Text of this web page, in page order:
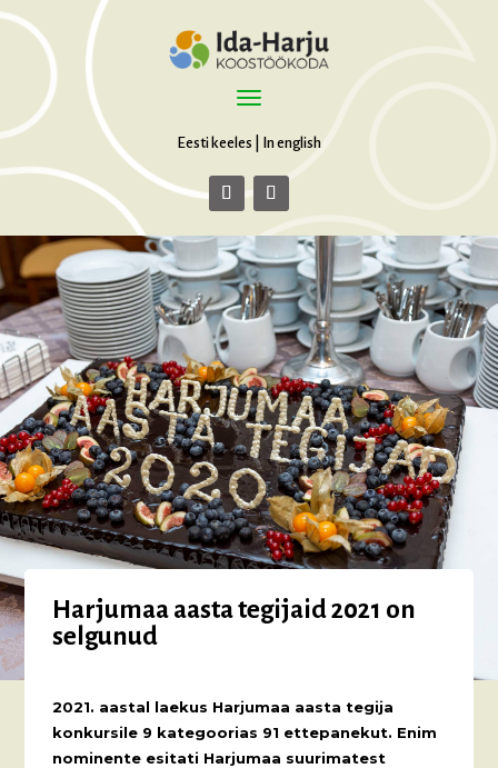
Eesti keeles In english
Harjumaa aasta tegijaid 2021 on
selgunud
2021. aastal laekus Harjumaa aasta tegija
konkursile 9 kategoorias 91 ettepanekut. Enim
nominente esitati Harjumaa suurimatest